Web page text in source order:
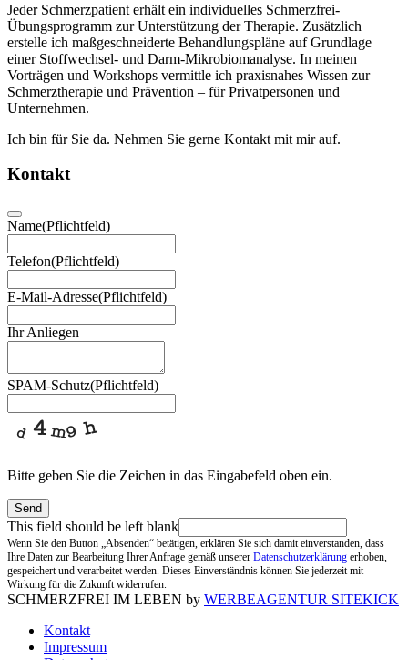
Jeder Schmerzpatient erhält ein individuelles Schmerzfrei-
Übungsprogramm zur Unterstützung der Therapie. Zusätzlich
erstelle ich maßgeschneiderte Behandlungspläne auf Grundlage
einer Stoffwechsel- und Darm-Mikrobiomanalyse. In meinen
Vorträgen und Workshops vermittle ich praxisnahes Wissen zur
Schmerztherapie und Prävention – für Privatpersonen und
Unternehmen.
Ich bin für Sie da. Nehmen Sie gerne Kontakt mit mir auf.
Kontakt
Name(Pflichtfeld)
Telefon(Pflichtfeld)
E-Mail-Adresse(Pflichtfeld)
Ihr Anliegen
SPAM-Schutz(Pflichtfeld)
Bitte geben Sie die Zeichen in das Eingabefeld oben ein.
Send
This field should be left blank
Wenn Sie den Button „Absenden“ betätigen, erklären Sie sich damit einverstanden, dass
Ihre Daten zur Bearbeitung Ihrer Anfrage gemäß unserer Datenschutzerklärung erhoben,
gespeichert und verarbeitet werden. Dieses Einverständnis können Sie jederzeit mit
Wirkung für die Zukunft widerrufen.
SCHMERZFREI IM LEBEN by WERBEAGENTUR SITEKICK
Kontakt
Impressum